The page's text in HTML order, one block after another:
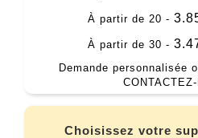
À partir de 20 -
À partir de 30 -
Demande personnalisée
Choisissez votre